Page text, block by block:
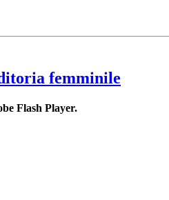
femminile
Flash Player.